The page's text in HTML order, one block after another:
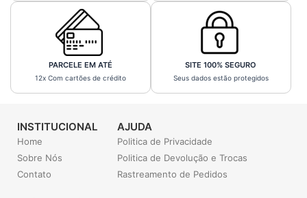
PARCELE EM ATÉ
12x Com cartões de crédito
SITE 100% SEGURO
Seus dados estão protegidos
INSTITUCIONAL
Home
Sobre Nós
Contato
AJUDA
Politica de Privacidade
Politica de Devolução e Trocas
Rastreamento de Pedidos